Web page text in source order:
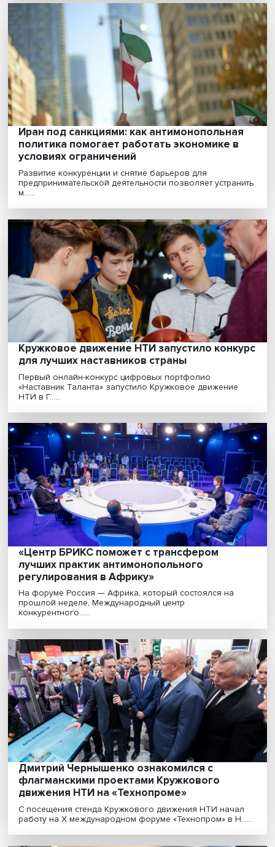
Уместные сентименты: как чувства
помогают исследовать китайские
Анализ китайских СМИ и социальных сетей требует
специального подхода: ряд особенностей
Иран под санкциями: как
политика помогает работать экономике в
условиях ограничений
Развитие конкуренции и снятие барьеров для
предпринимательской деятельности позволяет
м......
Кружковое движение НТИ запустило
для лучших наставников страны
Первый онлайн-конкурс цифровых портфолио
«Наставник Таланта» запустило Кружковое движение
НТИ в Г......
«Центр БРИКС поможет с трансфером
лучших практик антимонопольного
регулирования в Африку»
На форуме Россия — Африка, который состоялся на
прошлой неделе, Международный центр
конкурентного......